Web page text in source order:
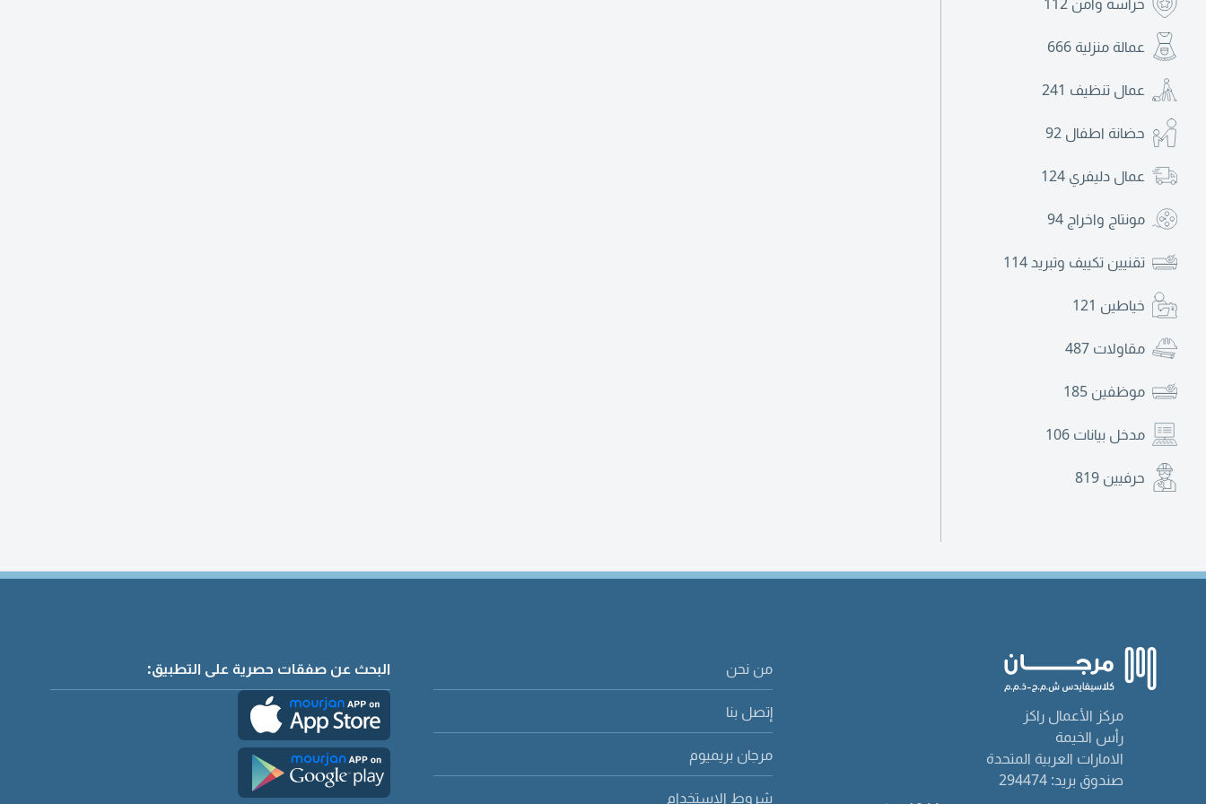
عمالة منزلية 666
عمال تنظيف 241
حضانة اطفال 92
عمال دليفري 124
مونتاج واخراج 94
تقنيين تكييف وتبريد114
خياطين 121
مقاولات 487
موظفين 185
مدخل بيانات 106
حرفيين 819
مركز الأعمال راكز
رأس الخيمة
الامارات العربية المتحدة
صندوق بريد: 294474
من نحن
إتصل بنا
مرجان بريميوم
شروط الاستخدام
البحث عن صفقات حصرية على التطبيق: